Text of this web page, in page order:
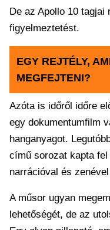
De az Apollo 10 tagjai
figyelmeztetést.
EGY REJTÉLY,
MEGFEJTENI?
Azóta is időről időre
egy dokumentumfilm
hanganyagot.
című sorozat kapta
narrációval és
A műsor ugyan
lehetőségét, de az